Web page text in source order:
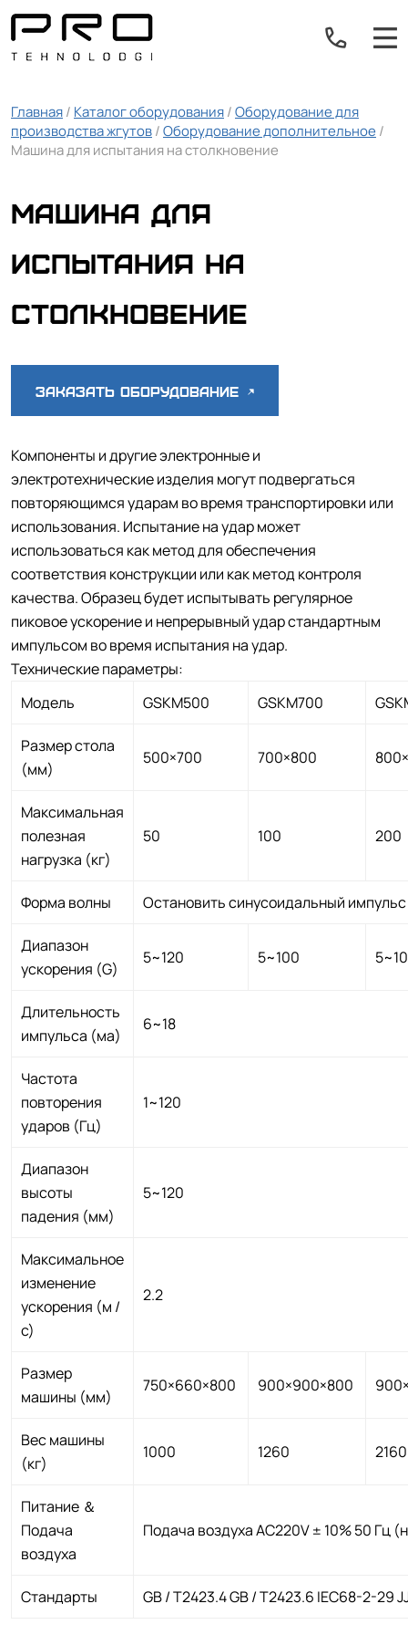
Главная/ Каталог оборудования/Оборудование для
производства жгутов/Оборудование дополнительное/
Машина для испытания на столкновение
Машина для
испытания на
столкновение
Заказать оборудование
Компоненты и другие электронные и
электротехнические изделия могут подвергаться
повторяющимся ударам во время транспортировки или
использования. Испытание на удар может
использоваться как метод для обеспечения
соответствия конструкции или как метод контроля
качества. Образец будет испытывать регулярное
пиковое ускорение и непрерывный удар стандартным
импульсом во время испытания на удар.
Технические параметры:
Модель
GSKM500 GSKM700
Размер стола
(мм)
500×700 700×800
Максимальная
полезная
нагрузка (кг)
50 100 200
Форма волны Остановить синусоидальный импульс
Диапазон
ускорения (G)
5~120 5~100
Длительность
импульса (ма)
6~18
Частота
повторения
ударов (Гц)
1~120
Диапазон
высоты
падения (мм)
5~120
Максимальное
изменение
ускорения (м /
с)
2.2
Размер
машины (мм)
750×660×800 900×900×800
Вес машины
(кг)
1000 1260
Питание ＆
Подача
воздуха
Подача воздуха AC220V ± 10% 50 Гц
Стандарты GB / T2423.4 GB / T2423.6 IEC68-2-29